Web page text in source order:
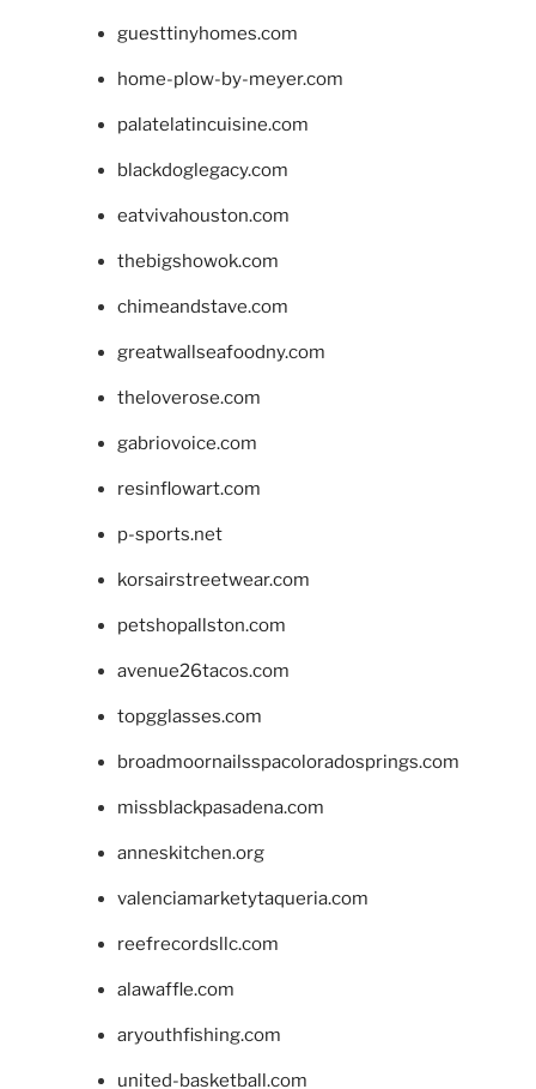
guesttinyhomes.com
home-plow-by-meyer.com
palatelatincuisine.com
blackdoglegacy.com
eatvivahouston.com
thebigshowok.com
chimeandstave.com
greatwallseafoodny.com
theloverose.com
gabriovoice.com
resinflowart.com
p-sports.net
korsairstreetwear.com
petshopallston.com
avenue26tacos.com
topgglasses.com
broadmoornailsspacoloradosprings.com
missblackpasadena.com
anneskitchen.org
valenciamarketytaqueria.com
reefrecordsllc.com
alawaffle.com
aryouthfishing.com
united-basketball.com